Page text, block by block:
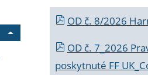
OD č. 8/2026
OD č. 7_2026
poskytnuté FF